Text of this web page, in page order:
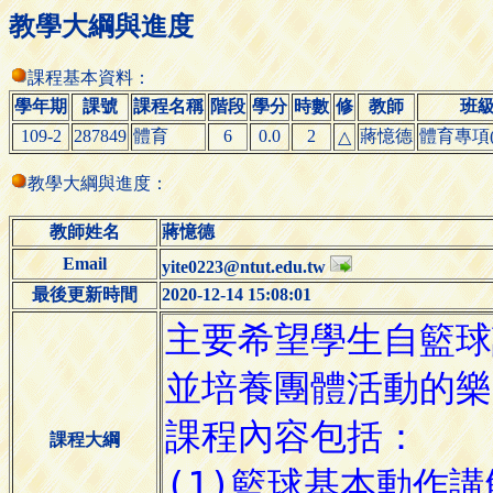
教學大綱與進度
課程基本資料：
學年期
課號 課程名稱 階段 學分 時數 修 教師
班
109-2
287849 體育 6 0.0 2 △ 蔣憶德 體育專
教學大綱與進度：
教師姓名
蔣憶德
Email
yite0223@ntut.edu.tw
最後更新時間
2020-12-14 15:08:01
課程大綱